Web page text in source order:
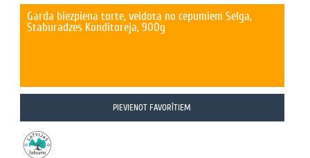
Garda biezpiena torte, veidota no cepumiem Selga,
Staburadzes Konditoreja, 900g
PIEVIENOT FAVORĪTIEM